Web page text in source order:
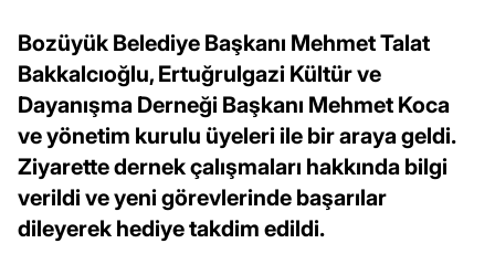
Bozüyük Belediye Başkanı Mehmet Talat
Bakkalcıoğlu, Ertuğrulgazi Kültür ve
Dayanışma Derneği Başkanı Mehmet Koca
ve yönetim kurulu üyeleri ile bir araya geldi.
Ziyarette dernek çalışmaları hakkında bilgi
verildi ve yeni görevlerinde başarılar
dileyerek hediye takdim edildi.